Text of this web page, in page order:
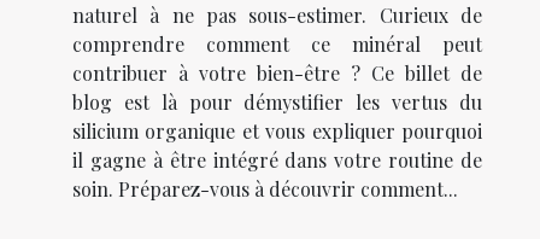
naturel à ne pas sous-estimer. Curieux de
comprendre comment ce minéral peut
contribuer à votre bien-être ? Ce billet de
blog est là pour démystifier les vertus du
silicium organique et vous expliquer pourquoi
il gagne à être intégré dans votre routine de
soin. Préparez-vous à découvrir comment...